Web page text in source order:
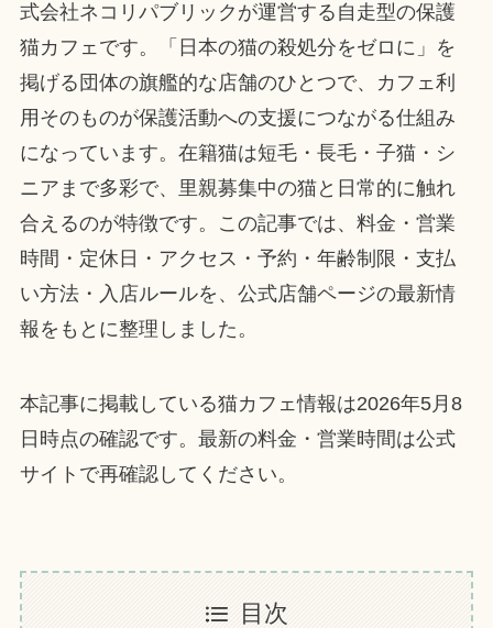
式会社ネコリパブリックが運営する自走型の保護
猫カフェです。「日本の猫の殺処分をゼロに」を
掲げる団体の旗艦的な店舗のひとつで、カフェ利
用そのものが保護活動への支援につながる仕組み
になっています。在籍猫は短毛・長毛・子猫・シ
ニアまで多彩で、里親募集中の猫と日常的に触れ
合えるのが特徴です。この記事では、料金・営業
時間・定休日・アクセス・予約・年齢制限・支払
い方法・入店ルールを、公式店舗ページの最新情
報をもとに整理しました。
本記事に掲載している猫カフェ情報は2026年5月8
日時点の確認です。最新の料金・営業時間は公式
サイトで再確認してください。
目次